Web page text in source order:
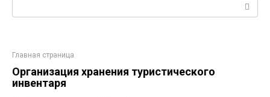
Главная страница
Организация хранения туристического
инвентаря